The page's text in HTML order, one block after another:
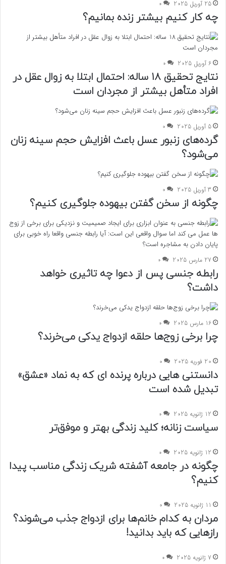
25 آوریل 2025 0
چه کار کنیم بیشتر زنده بمانیم؟
6 آوریل 2025 0
نتایج تحقیق 18 ساله: احتمال ابتلا به زوال عقل در
افراد متأهل بیشتر از مجردان است
5 آوریل 2025 0
گرده‌های زنبور عسل باعث افزایش حجم سینه زنان
می‌شود؟
3 آوریل 2025 0
چگونه از سخن گفتن بیهوده جلوگیری کنیم؟
27 مارس 2025 0
رابطه جنسی پس از دعوا چه تاثیری خواهد
داشت؟
16 مارس 2025 0
چرا برخی زوج‌ها حلقه ازدواج یدکی می‌خرند؟
20 فوریه 2025 0
دانستنی هایی درباره پرنده‌ ای که به نماد «عشق»
تبدیل شده است
12 ژانویه 2025 0
سیاست زنانه؛ کلید زندگی بهتر و موفق‌تر
12 ژانویه 2025 0
چگونه در جامعه آشفته شریک زندگی مناسب پیدا
کنیم؟
11 ژانویه 2025 0
مردان به کدام خانم‌ها برای ازدواج جذب می‌شوند؟
رازهایی که باید بدانید!
7 ژانویه 2025 0